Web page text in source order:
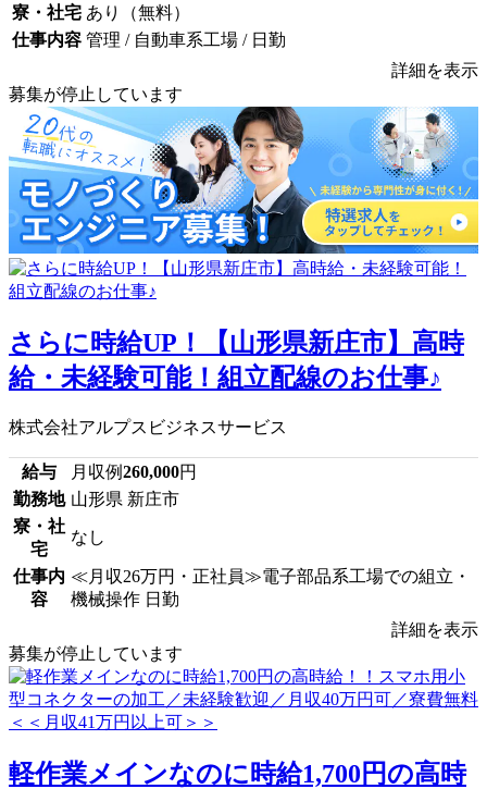
寮・社宅 あり（無料）
仕事内容 管理 / 自動車系工場 / 日勤
詳細を表示
募集が停止しています
さらに時給UP！【山形県新庄市】高時
給・未経験可能！組立配線のお仕事♪
株式会社アルプスビジネスサービス
給与 月収例260,000円
勤務地 山形県 新庄市
寮・社
宅
なし
仕事内
容
≪月収26万円・正社員≫電子部品系工場での組立・
機械操作 日勤
詳細を表示
募集が停止しています
軽作業メインなのに時給1,700円の高時